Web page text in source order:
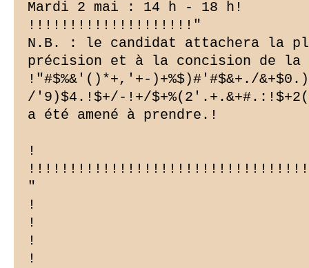
Mardi 2 mai : 14 h - 18 h!
!!!!!!!!!!!!!!!!!!!!"
N.B. : le candidat attachera la
précision et à la concision de la
!"#$%&'()*+,'+-)+%$)#'#$&+./
/'9)$4.!$+/-!+/
a été amené à prendre.!
!
"
!
!
!
!